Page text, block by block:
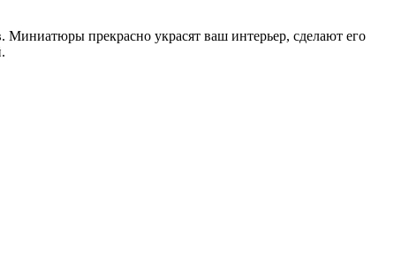
прекрасно украсят ваш интерьер, сделают его